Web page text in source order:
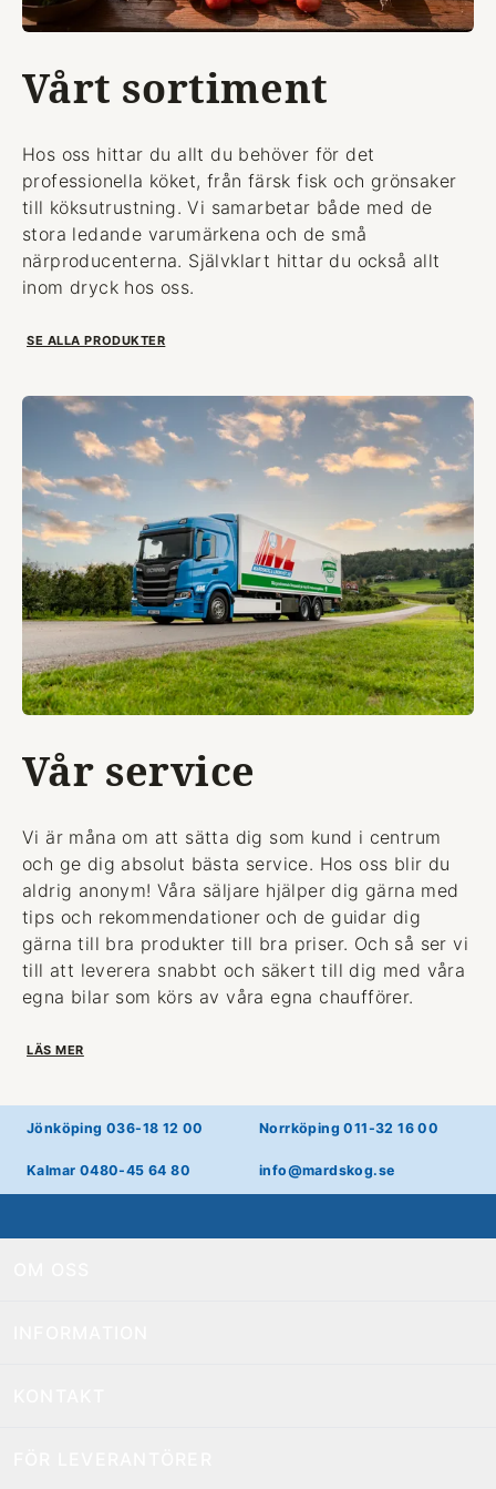
Vårt sortiment
Hos oss hittar du allt du behöver för det
professionella köket, från färsk fisk och grönsaker
till köksutrustning. Vi samarbetar både med de
stora ledande varumärkena och de små
närproducenterna. Självklart hittar du också allt
inom dryck hos oss.
SE ALLA PRODUKTER
Vår service
Vi är måna om att sätta dig som kund i centrum
och ge dig absolut bästa service. Hos oss blir du
aldrig anonym! Våra säljare hjälper dig gärna med
tips och rekommendationer och de guidar dig
gärna till bra produkter till bra priser. Och så ser vi
till att leverera snabbt och säkert till dig med våra
egna bilar som körs av våra egna chaufförer.
LÄS MER
Jönköping 036-18 12 00 Norrköping 011-32 16 00
Kalmar 0480-45 64 80 info@mardskog.se